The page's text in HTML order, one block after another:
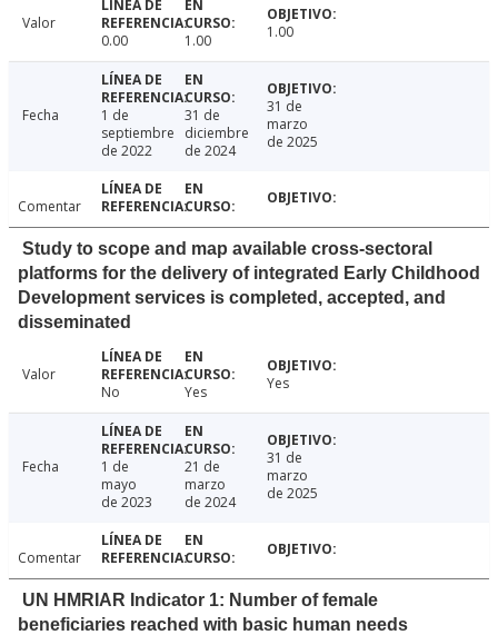
Valor
0.00
1.00 1.00
Fecha
1 de
septiembre
de 2022
31 de
diciembre
de 2024
31 de
marzo
de 2025
Comentar
Study to scope and map available cross-sectoral
platforms for the delivery of integrated Early Childhood
Development services is completed, accepted, and
disseminated
Valor
No
Yes Yes
Fecha
1 de
mayo
de 2023
21 de
marzo
de 2024
31 de
marzo
de 2025
Comentar
UN HMRIAR Indicator 1: Number of female
beneficiaries reached with basic human needs